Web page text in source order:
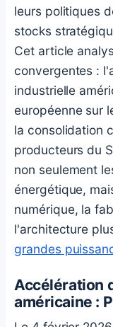
leurs politiques
stocks
Cet article
convergentes :
industrielle
européenne sur
la consolidation
producteurs du
non seulement
énergétique,
numérique, la
l'architecture
grandes
Accélération
américaine :